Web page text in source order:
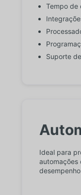
Tempo de
Suporte
Ideal para
automações